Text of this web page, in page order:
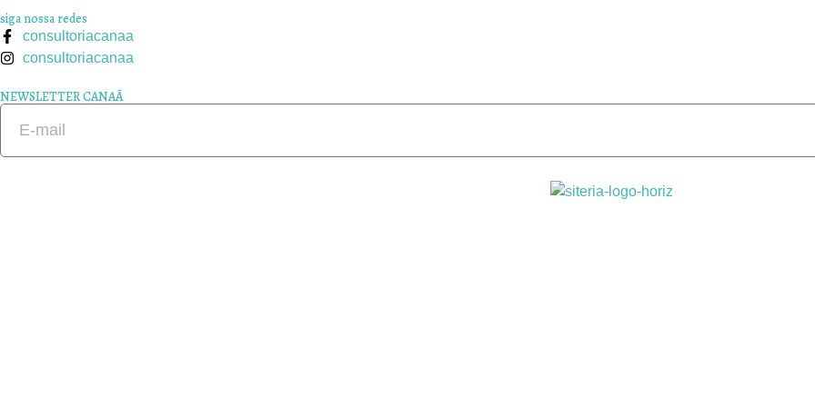
siga nossa redes
consultoriacanaa
consultoriacanaa
NEWSLETTER CANAÃ